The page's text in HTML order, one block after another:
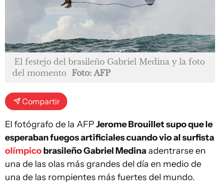
El festejo del brasileño Gabriel Medina y la foto
del momento Foto: AFP
Compartir
El fotógrafo de la AFP Jerome Brouillet supo que le
esperaban fuegos artificiales cuando vio al surfista
olímpicobrasileño Gabriel Medinaadentrarse en
una de las olas más grandes del día en medio de
una de las rompientes más fuertes del mundo.